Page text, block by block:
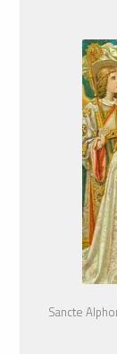
Sancte